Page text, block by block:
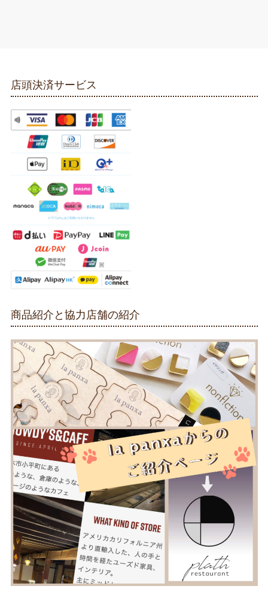
店頭決済サービス
商品紹介と協力店舗の紹介